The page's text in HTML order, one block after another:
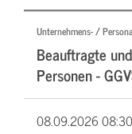
Unternehmens- /
Beauftragte
Personen -
08.09.2026